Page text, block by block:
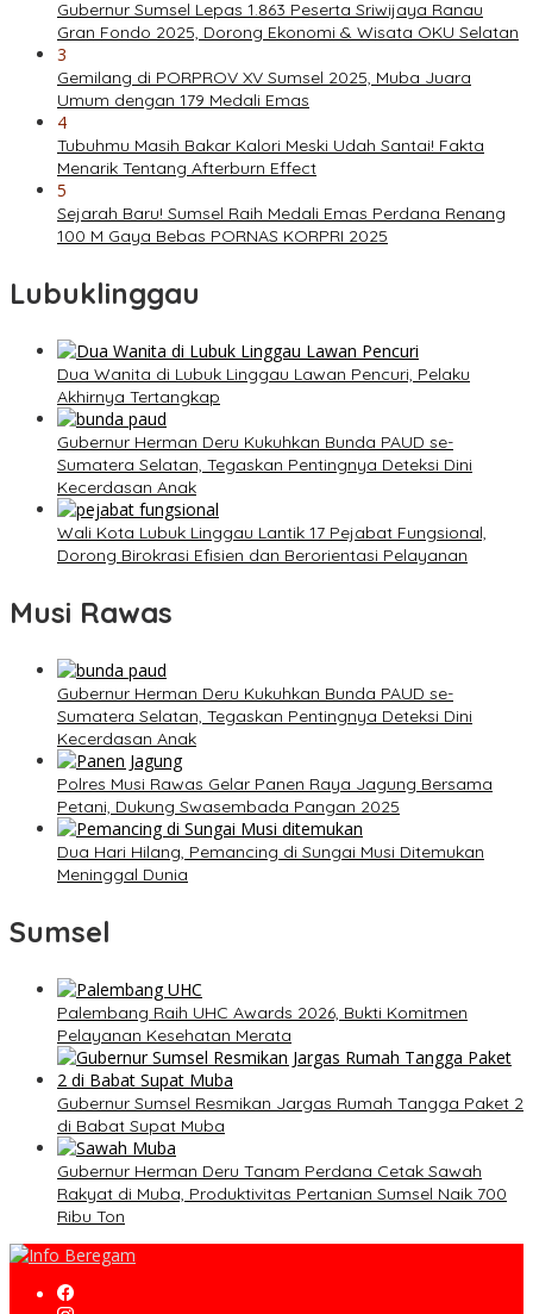
Gubernur Sumsel Lepas 1.863 Peserta Sriwijaya Ranau
Gran Fondo 2025, Dorong Ekonomi & Wisata OKU Selatan
3
Gemilang di PORPROV XV Sumsel 2025, Muba Juara
Umum dengan 179 Medali Emas
4
Tubuhmu Masih Bakar Kalori Meski Udah Santai! Fakta
Menarik Tentang Afterburn Effect
5
Sejarah Baru! Sumsel Raih Medali Emas Perdana Renang
100 M Gaya Bebas PORNAS KORPRI 2025
Lubuklinggau
Dua Wanita di Lubuk Linggau Lawan Pencuri, Pelaku
Akhirnya Tertangkap
Gubernur Herman Deru Kukuhkan Bunda PAUD se-
Sumatera Selatan, Tegaskan Pentingnya Deteksi Dini
Kecerdasan Anak
Wali Kota Lubuk Linggau Lantik 17 Pejabat Fungsional,
Dorong Birokrasi Efisien dan Berorientasi Pelayanan
Musi Rawas
Gubernur Herman Deru Kukuhkan Bunda PAUD se-
Sumatera Selatan, Tegaskan Pentingnya Deteksi Dini
Kecerdasan Anak
Polres Musi Rawas Gelar Panen Raya Jagung Bersama
Petani, Dukung Swasembada Pangan 2025
Dua Hari Hilang, Pemancing di Sungai Musi Ditemukan
Meninggal Dunia
Sumsel
Palembang Raih UHC Awards 2026, Bukti Komitmen
Pelayanan Kesehatan Merata
Gubernur Sumsel Resmikan Jargas Rumah Tangga Paket 2
di Babat Supat Muba
Gubernur Herman Deru Tanam Perdana Cetak Sawah
Rakyat di Muba, Produktivitas Pertanian Sumsel Naik 700
Ribu Ton